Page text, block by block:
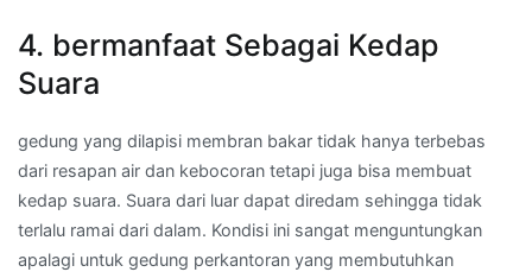
4. bermanfaat Sebagai Kedap
Suara
gedung yang dilapisi membran bakar tidak hanya terbebas
dari resapan air dan kebocoran tetapi juga bisa membuat
kedap suara. Suara dari luar dapat diredam sehingga tidak
terlalu ramai dari dalam. Kondisi ini sangat menguntungkan
apalagi untuk gedung perkantoran yang membutuhkan